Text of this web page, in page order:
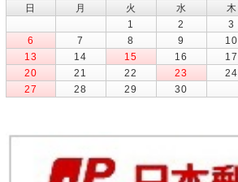
日
月 火 水 木
1
2 3
6
7 8 9 10
13
14 15 16 17
20
21 22 23 24
27
28 29
30